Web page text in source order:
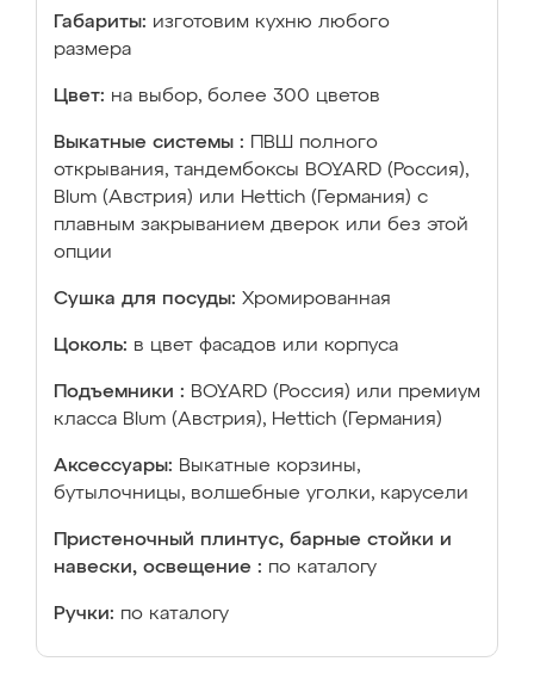
Габариты: изготовим кухню любого
размера
Цвет: на выбор, более 300 цветов
Выкатные системы :
ПВШ полного
открывания, тандембоксы BOYARD (Россия),
Blum (Австрия) или Hettich (Германия) с
плавным закрыванием дверок или без этой
опции
Сушка для посуды: Хромированная
Цоколь: в цвет фасадов или корпуса
Подъемники : BOYARD (Россия) или премиум
класса Blum (Австрия), Hettich (Германия)
Аксессуары: Выкатные корзины,
бутылочницы, волшебные уголки, карусели
Пристеночный плинтус, барные стойки и
навески, освещение : по каталогу
Ручки: по каталогу